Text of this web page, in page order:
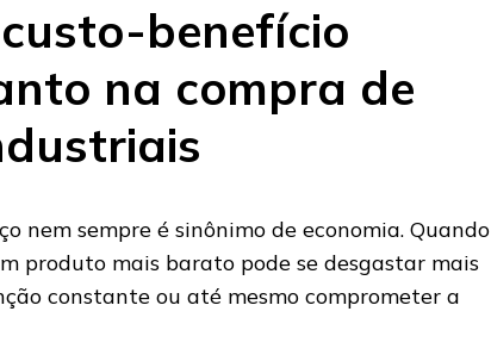
benefício
na compra de
nem sempre é sinônimo de economia. Quando
produto mais barato pode se desgastar mais
constante ou até mesmo comprometer a